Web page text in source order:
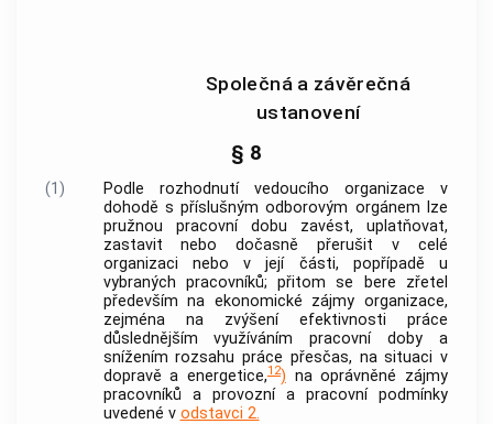
Společná a závěrečná
ustanovení
§ 8
(1)
Podle rozhodnutí vedoucího organizace v
dohodě s příslušným odborovým orgánem lze
pružnou pracovní dobu zavést, uplatňovat,
zastavit nebo dočasně přerušit v celé
organizaci nebo v její části, popřípadě u
vybraných pracovníků; přitom se bere zřetel
především na ekonomické zájmy organizace,
zejména na zvýšení efektivnosti práce
důslednějším využíváním pracovní doby a
snížením rozsahu práce přesčas, na situaci v
dopravě a energetice,12) na oprávněné zájmy
pracovníků a provozní a pracovní podmínky
uvedené v odstavci 2.